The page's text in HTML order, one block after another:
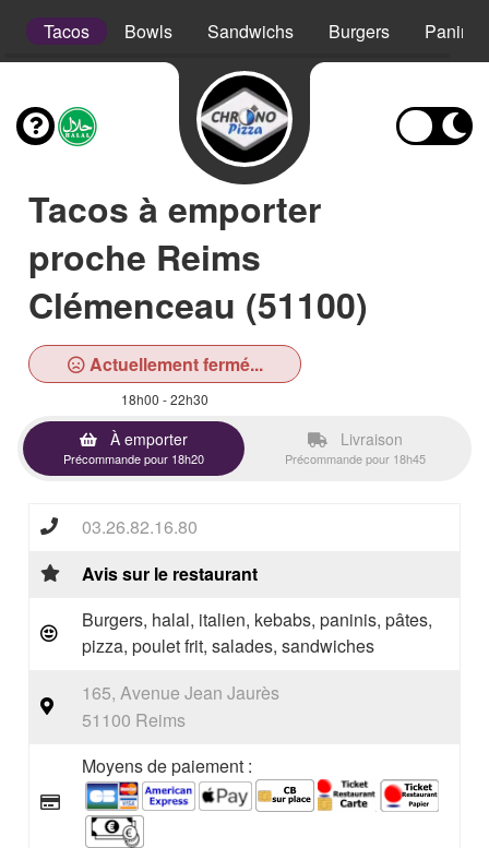
Tacos Bowls Sandwichs Burgers Paninis
Tacos à emporter
proche Reims
Clémenceau (51100)
Actuellement fermé...
18h00 - 22h30
À emporter
Précommande pour 18h20
Livraison
Précommande pour 18h45
03.26.82.16.80
Avis sur le restaurant
Burgers, halal, italien, kebabs, paninis, pâtes,
pizza, poulet frit, salades, sandwiches
165, Avenue Jean Jaurès
51100 Reims
Moyens de paiement :